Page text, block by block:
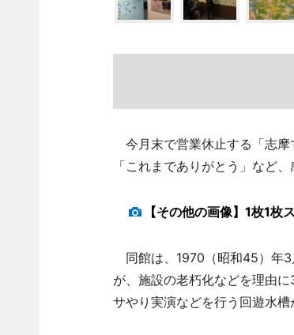
今月末で営業休止する「志摩
「これまでありがとう」など
【その他の画像】1枚1
同館は、1970（昭和45）年3
が、施設の老朽化などを理由
サやり実演などを行う回遊水